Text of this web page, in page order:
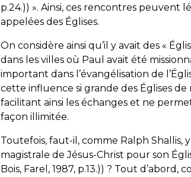
p.24.)) ». Ainsi, ces rencontres
appelées des Églises.
On considère ainsi qu’il y avait des «
dans les villes où Paul avait été
important dans l’évangélisation de
cette influence si grande des Églises
facilitant ainsi les échanges et ne
façon illimitée.
Toutefois, faut-il, comme Ralph Shallis,
magistrale de Jésus-Christ pour son
Bois, Farel, 1987, p.13.)) ? Tout